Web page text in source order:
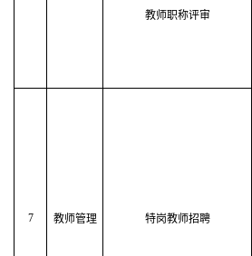
教师职称评审
7 教师管理 特岗教师招聘